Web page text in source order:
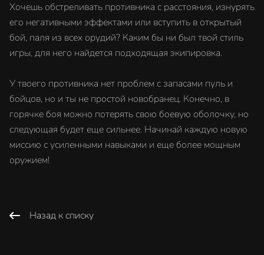
Хочешь обстреливать противника с расстояния, изнурять
его негативными эффектами или вступить в открытый
бой, паля из всех орудий? Каким бы ни был твой стиль
игры, для него найдется подходящая экипировка.
У твоего противника нет проблем с запасами пуль и
бойцов, но и ты не простой новобранец. Конечно, в
горячке боя можно потерять свою боевую оболочку, но
следующая будет еще сильнее. Начинай каждую новую
миссию с усиленными навыками и еще более мощным
оружием!
Назад к списку